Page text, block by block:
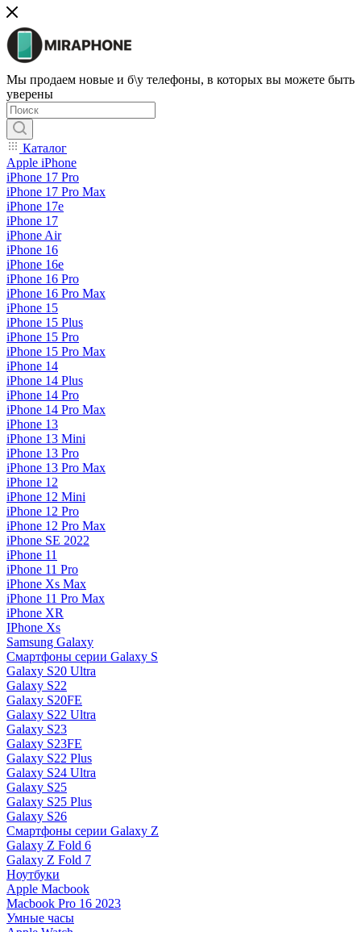
Мы продаем новые и б\у телефоны, в которых вы можете быть
уверены
Каталог
Apple iPhone
iPhone 17 Pro
iPhone 17 Pro Max
iPhone 17e
iPhone 17
iPhone Air
iPhone 16
iPhone 16e
iPhone 16 Pro
iPhone 16 Pro Max
iPhone 15
iPhone 15 Plus
iPhone 15 Pro
iPhone 15 Pro Max
iPhone 14
iPhone 14 Plus
iPhone 14 Pro
iPhone 14 Pro Max
iPhone 13
iPhone 13 Mini
iPhone 13 Pro
iPhone 13 Pro Max
iPhone 12
iPhone 12 Mini
iPhone 12 Pro
iPhone 12 Pro Max
iPhone SE 2022
iPhone 11
iPhone 11 Pro
iPhone Xs Max
iPhone 11 Pro Max
iPhone XR
IPhone Xs
Samsung Galaxy
Смартфоны серии Galaxy S
Galaxy S20 Ultra
Galaxy S22
Galaxy S20FE
Galaxy S22 Ultra
Galaxy S23
Galaxy S23FE
Galaxy S22 Plus
Galaxy S24 Ultra
Galaxy S25
Galaxy S25 Plus
Galaxy S26
Смартфоны серии Galaxy Z
Galaxy Z Fold 6
Galaxy Z Fold 7
Ноутбуки
Apple Macbook
Macbook Pro 16 2023
Умные часы